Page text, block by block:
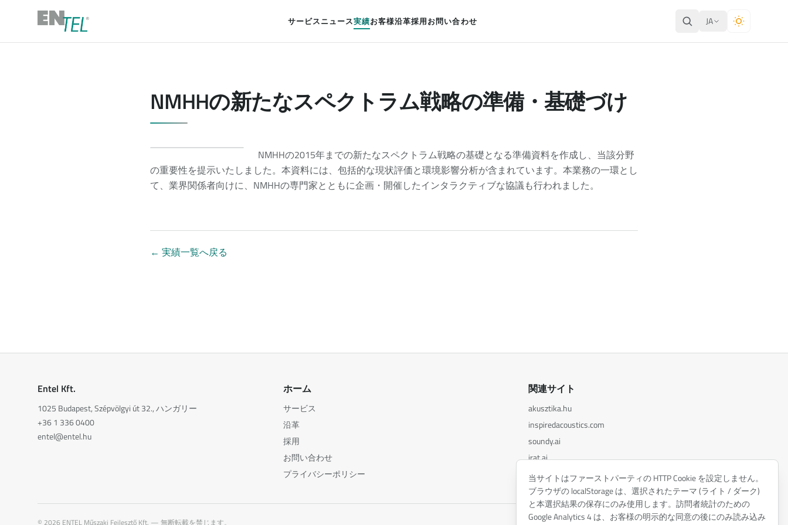
サービスニュース実績お客様沿革採用お問い合わせ JA
NMHHの新たなスペクトラム戦略の準備・基礎づけ
NMHHの2015年までの新たなスペクトラム戦略の基礎となる準備資料を作成し、当該分野
の重要性を提示いたしました。本資料には、包括的な現状評価と環境影響分析が含まれています。本業務の一環とし
て、業界関係者向けに、NMHHの専門家とともに企画・開催したインタラクティブな協議も行われました。
← 実績一覧へ戻る
Entel Kft.
1025 Budapest, Szépvölgyi út 32., ハンガリー
+36 1 336 0400
entel@entel.hu
ホーム
サービス
沿革
採用
お問い合わせ
プライバシーポリシー
関連サイト
akusztika.hu
inspiredacoustics.com
soundy.ai
irat.ai
© 2026 ENTEL Műszaki Fejlesztő Kft. — 無断転載を禁じます。 プライバシーポリシー
当サイトはファーストパーティの HTTP Cookie を設定しません。
ブラウザの localStorage は、選択されたテーマ (ライト / ダーク)
と本選択結果の保存にのみ使用します。訪問者統計のための
Google Analytics 4 は、お客様の明示的な同意の後にのみ読み込み